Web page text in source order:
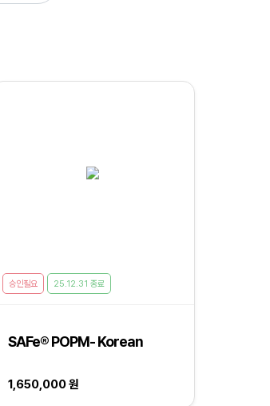
승인필요 25.12.31 종료
SAFe® POPM- Korean
1,650,000 원